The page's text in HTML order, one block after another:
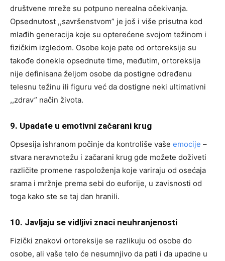
društvene mreže su potpuno nerealna očekivanja.
Opsednutost ,,savršenstvom” je još i više prisutna kod
mlađih generacija koje su opterećene svojom težinom i
fizičkim izgledom. Osobe koje pate od ortoreksije su
takođe donekle opsednute time, međutim, ortoreksija
nije definisana željom osobe da postigne određenu
telesnu težinu ili figuru već da dostigne neki ultimativni
,,zdrav” način života.
9. Upadate u emotivni začarani krug
Opsesija ishranom počinje da kontroliše vaše emocije –
stvara neravnotežu i začarani krug gde možete doživeti
različite promene raspoloženja koje variraju od osećaja
srama i mržnje prema sebi do euforije, u zavisnosti od
toga kako ste se taj dan hranili.
10. Javljaju se vidljivi znaci neuhranjenosti
Fizički znakovi ortoreksije se razlikuju od osobe do
osobe, ali vaše telo će nesumnjivo da pati i da upadne u